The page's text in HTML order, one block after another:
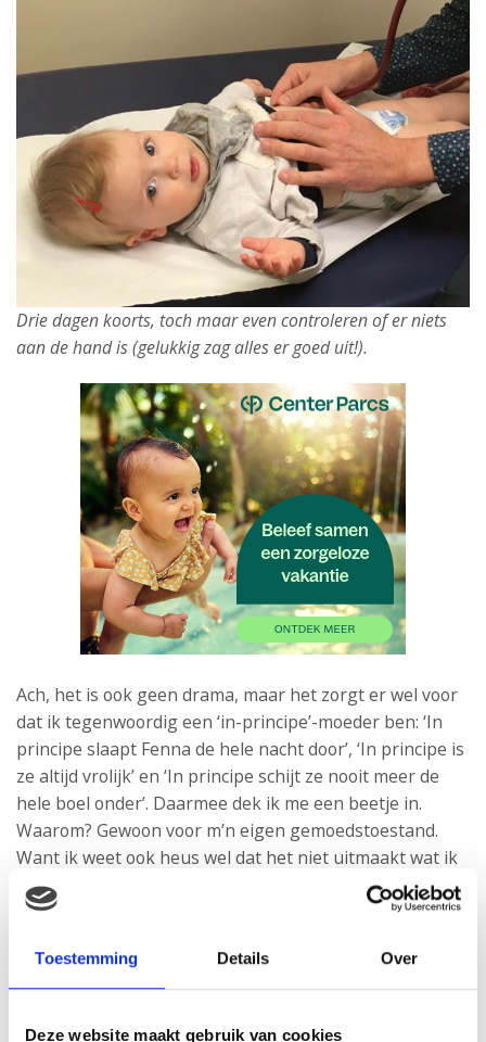
Toestemming Details Over
Deze website maakt gebruik van cookies
Drie dagen koorts, toch maar even controleren of er niets
aan de hand is (gelukkig zag alles er goed uit!).
Ach, het is ook geen drama, maar het zorgt er wel voor
dat ik tegenwoordig een ‘in-principe’-moeder ben: ‘In
principe slaapt Fenna de hele nacht door’, ‘In principe is
ze altijd vrolijk’ en ‘In principe schijt ze nooit meer de
hele boel onder’. Daarmee dek ik me een beetje in.
Waarom? Gewoon voor m’n eigen gemoedstoestand.
Want ik weet ook heus wel dat het niet uitmaakt wat ik
zeg en dat een kind gewoon net zo veranderlijk is als
het weer.